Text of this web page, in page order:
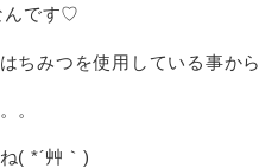
んです♡
ちみつを使用している事から
。
( *´艸｀)